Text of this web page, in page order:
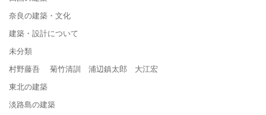
奈良の建築・文化
建築・設計について
未分類
村野藤吾 菊竹清訓 浦辺鎮太郎 大江宏
東北の建築
淡路島の建築